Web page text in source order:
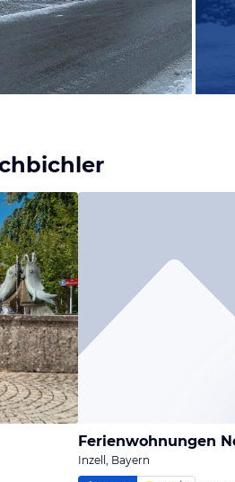
Ferienwohnungen
Inzell, Bayern